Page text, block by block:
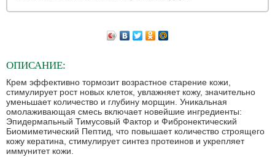
ОПИСАНИЕ:
Крем эффективно тормозит возрастное старение кожи,
стимулирует рост новых клеток, увлажняет кожу, значительно
уменьшает количество и глубину морщин. Уникальная
омолаживающая смесь включает новейшие ингредиенты:
Эпидермапьный Тимусовый Фактор и Фибронектический
Биомиметический Пептид, что повышает количество строящего
кожу кератина, стимулирует синтез протеинов и укрепляет
иммунитет кожи.